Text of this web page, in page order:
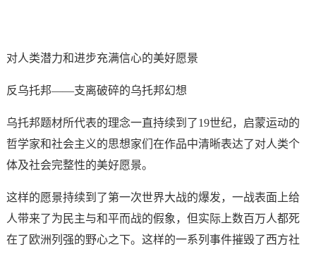
对人类潜力和进步充满信心的美好愿景
反乌托邦——支离破碎的乌托邦幻想
乌托邦题材所代表的理念一直持续到了19世纪，启蒙运动的
哲学家和社会主义的思想家们在作品中清晰表达了对人类个
体及社会完整性的美好愿景。
这样的愿景持续到了第一次世界大战的爆发，一战表面上给
人带来了为民主与和平而战的假象，但实际上数百万人都死
在了欧洲列强的野心之下。这样的一系列事件摧毁了西方社